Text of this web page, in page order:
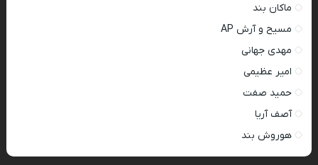
ماکان بند
مسیح و آرش AP
مهدی جهانی
امیر عظیمی
حمید صفت
آصف آریا
هوروش بند